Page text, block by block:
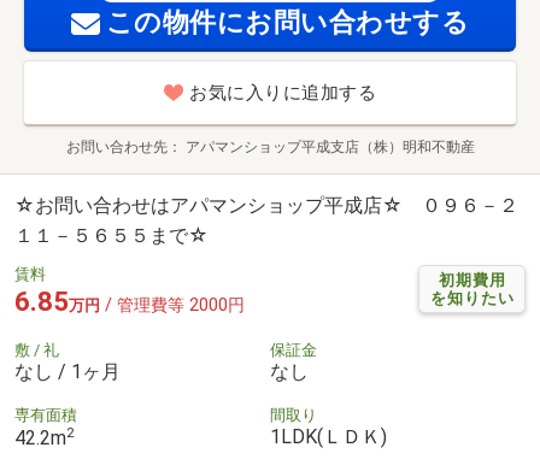
この物件にお問い合わせする
お気に入りに追加する
お問い合わせ先 アパマンショップ平成支店（株）明和不動産
☆お問い合わせはアパマンショップ平成店☆ ０９６－２
１１－５６５５まで☆
初期費用
を知りたい
賃料
6.85万円 / 管理費等 2000円
敷 / 礼
なし / 1ヶ月
保証金
なし
専有面積
42.2m2
間取り
1LDK(ＬＤＫ)